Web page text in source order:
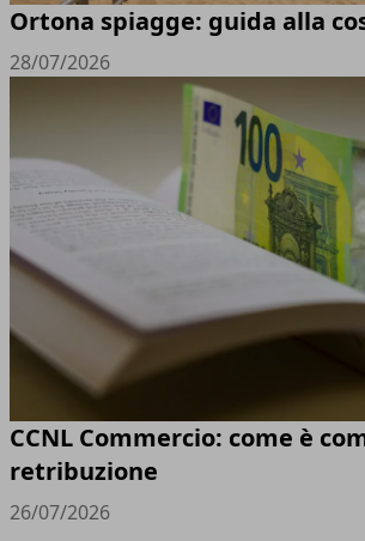
Ortona spiagge: guida alla
28/07/2026
CCNL Commercio: come è
retribuzione
26/07/2026